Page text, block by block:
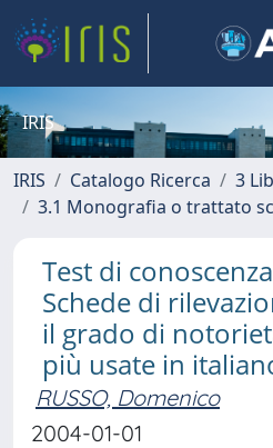
IRIS
IRIS Catalogo Ricerca
3
3.1 Monografia o trattato
Test di
Schede di
il grado di
più usate in
RUSSO, Domenico
2004-01-01